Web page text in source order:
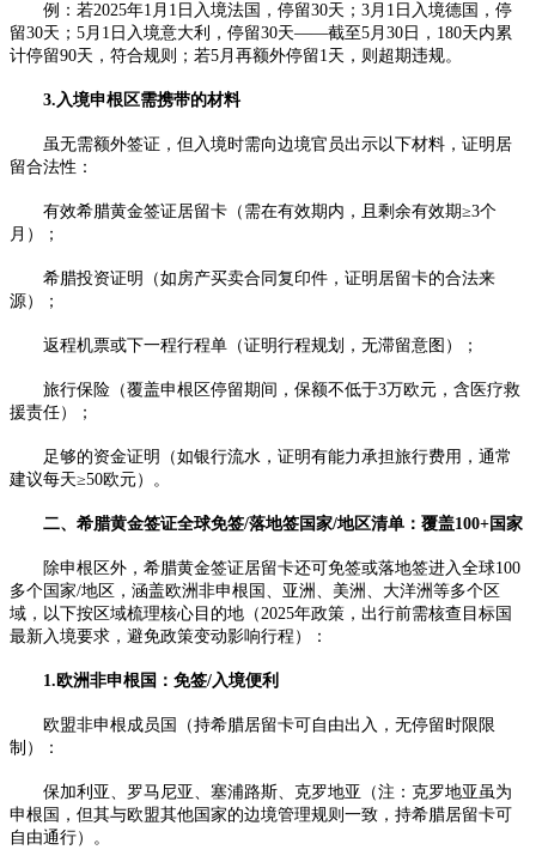
例：若2025年1月1日入境法国，停留30天；3月1日入境德国，停
留30天；5月1日入境意大利，停留30天——截至5月30日，180天内累
计停留90天，符合规则；若5月再额外停留1天，则超期违规。​
3.入境申根区需携带的材料​
虽无需额外签证，但入境时需向边境官员出示以下材料，证明居
留合法性：​
有效希腊黄金签证居留卡（需在有效期内，且剩余有效期≥3个
月）；​
希腊投资证明（如房产买卖合同复印件，证明居留卡的合法来
源）；​
返程机票或下一程行程单（证明行程规划，无滞留意图）；​
旅行保险（覆盖申根区停留期间，保额不低于3万欧元，含医疗救
援责任）；​
足够的资金证明（如银行流水，证明有能力承担旅行费用，通常
建议每天≥50欧元）。​
二、希腊黄金签证全球免签/落地签国家/地区清单：覆盖100+国家
除申根区外，希腊黄金签证居留卡还可免签或落地签进入全球100
多个国家/地区，涵盖欧洲非申根国、亚洲、美洲、大洋洲等多个区
域，以下按区域梳理核心目的地（2025年政策，出行前需核查目标国
最新入境要求，避免政策变动影响行程）：​
1.欧洲非申根国：免签/入境便利​
欧盟非申根成员国（持希腊居留卡可自由出入，无停留时限限
制）：​
保加利亚、罗马尼亚、塞浦路斯、克罗地亚（注：克罗地亚虽为
申根国，但其与欧盟其他国家的边境管理规则一致，持希腊居留卡可
自由通行）。​